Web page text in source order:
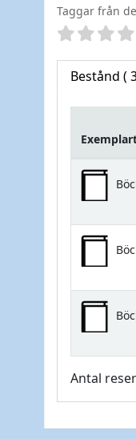
Taggar från
Betyg
Bestånd (
Bestånd
Antal